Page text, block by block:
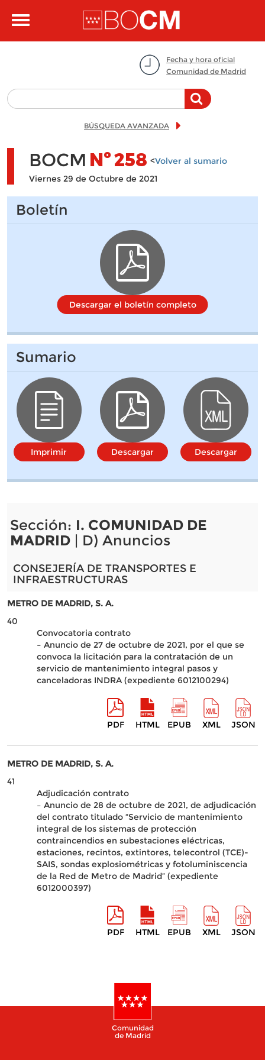
Toggle
Fecha y hora oficial
Comunidad de Madrid
BÚSQUEDA AVANZADA
BOCM Nº258 <Volver al sumario
Viernes 29 de Octubre de 2021
Boletín
Descargar el boletín completo
Sumario
Imprimir Descargar Descargar
Sección: I. COMUNIDAD DE
MADRID| D) Anuncios
CONSEJERÍA DE TRANSPORTES E
INFRAESTRUCTURAS
METRO DE MADRID, S. A.
40
Convocatoria contrato
– Anuncio de 27 de octubre de 2021, por el que se
convoca la licitación para la contratación de un
servicio de mantenimiento integral pasos y
canceladoras INDRA (expediente 6012100294)
PDF HTML EPUB XML JSON
METRO DE MADRID, S. A.
41
Adjudicación contrato
– Anuncio de 28 de octubre de 2021, de adjudicación
del contrato titulado “Servicio de mantenimiento
integral de los sistemas de protección
contraincendios en subestaciones eléctricas,
estaciones, recintos, extintores, telecontrol (TCE)-
SAIS, sondas explosiométricas y fotoluminiscencia
de la Red de Metro de Madrid” (expediente
6012000397)
PDF HTML EPUB XML JSON
Comunidad
de Madrid